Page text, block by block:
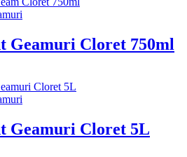
Geamuri Cloret 750ml
Geamuri Cloret 5L